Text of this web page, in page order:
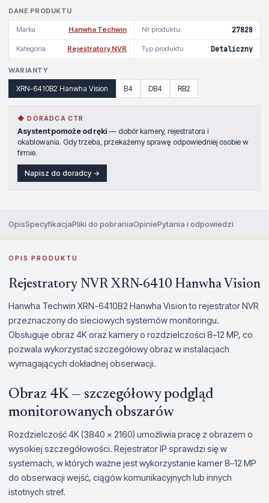
DANE PRODUKTU
Marka Hanwha Techwin Nr produktu 27828
Kategoria Rejestratory NVR Typ produktu Detaliczny
WARIANTY
XRN-6410B2 Hanwha Vision B4 DB4 RB2
◆ DORADCA CTR
Asystent pomoże od ręki — dobór kamery, rejestratora i
okablowania. Gdy trzeba, przekażemy sprawę odpowiedniej osobie w
firmie.
Napisz do doradcy →
OpisSpecyfikacjaPliki do pobraniaOpiniePytania i odpowiedzi
OPIS PRODUKTU
Rejestratory NVR XRN-6410 Hanwha Vision
Hanwha Techwin XRN-6410B2 Hanwha Vision to rejestrator NVR
przeznaczony do sieciowych systemów monitoringu.
Obsługuje obraz 4K oraz kamery o rozdzielczości 8–12 MP, co
pozwala wykorzystać szczegółowy obraz w instalacjach
wymagających dokładnej obserwacji.
Obraz 4K — szczegółowy podgląd
monitorowanych obszarów
Rozdzielczość 4K (3840 × 2160) umożliwia pracę z obrazem o
wysokiej szczegółowości. Rejestrator IP sprawdzi się w
systemach, w których ważne jest wykorzystanie kamer 8–12 MP
do obserwacji wejść, ciągów komunikacyjnych lub innych
istotnych stref.